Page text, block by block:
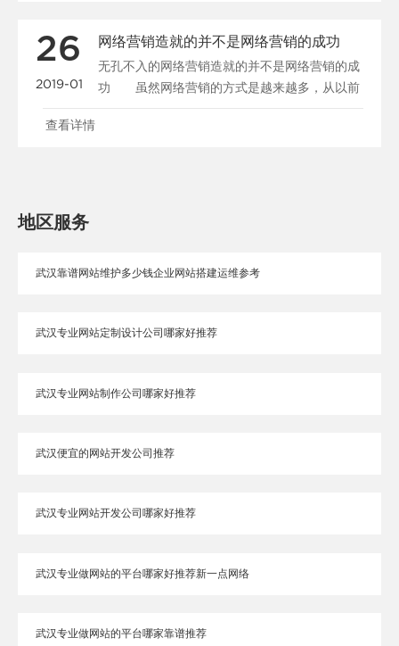
26
2019-01
网络营销造就的并不是网络营销的成功
无孔不入的网络营销造就的并不是网络营销的成
功 虽然网络营销的方式是越来越多，从以前
单纯的、邮件等发......
查看详情
地区服务
武汉靠谱网站维护多少钱企业网站搭建运维参考
武汉专业网站定制设计公司哪家好推荐
武汉专业网站制作公司哪家好推荐
武汉便宜的网站开发公司推荐
武汉专业网站开发公司哪家好推荐
武汉专业做网站的平台哪家好推荐新一点网络
武汉专业做网站的平台哪家靠谱推荐